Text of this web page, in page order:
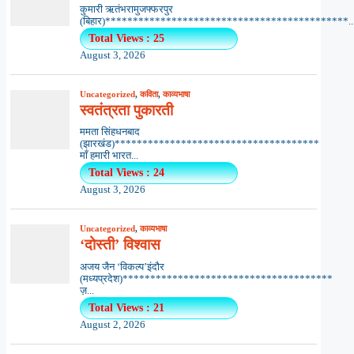
कुमारी ऋतंभरामुजफ्फरपुर
Total Views : 25
August 3, 2026
Uncategorized,कविता,काव्यभाषा
स्वतंत्रता पुकारती
ममता सिंहधनबाद
(झारखंड)*************************************
माँ हमारी भारत...
Total Views : 24
August 3, 2026
Uncategorized,काव्यभाषा
‘दोस्ती’ विश्वास
अजय जैन ‘विकल्प’इंदौर
(मध्यप्रदेश)**************************************
ज़...
Total Views : 21
August 2, 2026